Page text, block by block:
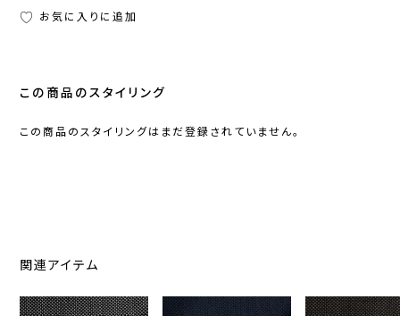
お気に入りに追加
この商品のスタイリング
この商品のスタイリングはまだ登録されていません。
関連アイテム